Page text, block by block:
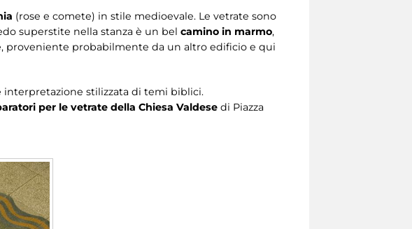
(rose e comete) in stile medioevale. Le vetrate sono
superstite nella stanza è un bel camino in marmo,
proveniente probabilmente da un altro edificio e qui
interpretazione stilizzata di temi biblici.
per le vetrate della Chiesa Valdese di Piazza